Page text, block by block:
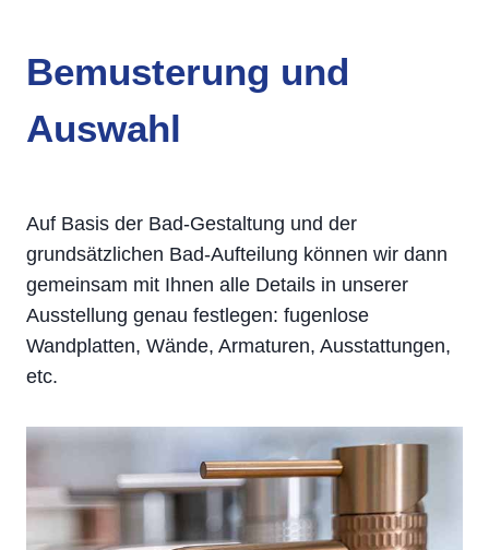
Bemusterung und
Auswahl
Auf Basis der Bad-Gestaltung und der
grundsätzlichen Bad-Aufteilung können wir dann
gemeinsam mit Ihnen alle Details in unserer
Ausstellung genau festlegen: fugenlose
Wandplatten, Wände, Armaturen, Ausstattungen,
etc.